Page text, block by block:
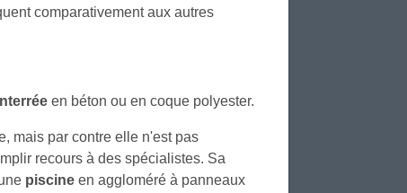
comparativement aux autres
en béton ou en coque polyester.
mais par contre elle n'est pas
recours à des spécialistes. Sa
piscine en aggloméré à panneaux